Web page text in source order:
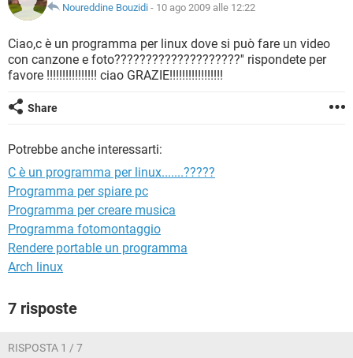
TIKTOK FACEBOOK
INSTAGRAM
TIKTOK FACEBOOK
HARDWARE
INTRATTENIMENTO ANDROID
INSTAGRAM WHATSAPP
HARDWARE
COVID-19
INTRATTENIMENTO ANDROID
iOS WINDOWS 10
INSTAGRAM
HARDWARE
Noureddine Bouzidi - 10 ago 2009 alle 12:22
Ciao,c è un programma per linux dove si può fare un video
con canzone e foto????????????????????'' rispondete per
favore !!!!!!!!!!!!!!!! ciao GRAZIE!!!!!!!!!!!!!!!!!
Share
Potrebbe anche interessarti:
C è un programma per linux.......?????
Programma per spiare pc
Programma per creare musica
Programma fotomontaggio
Rendere portable un programma
Arch linux
7 risposte
RISPOSTA 1 / 7